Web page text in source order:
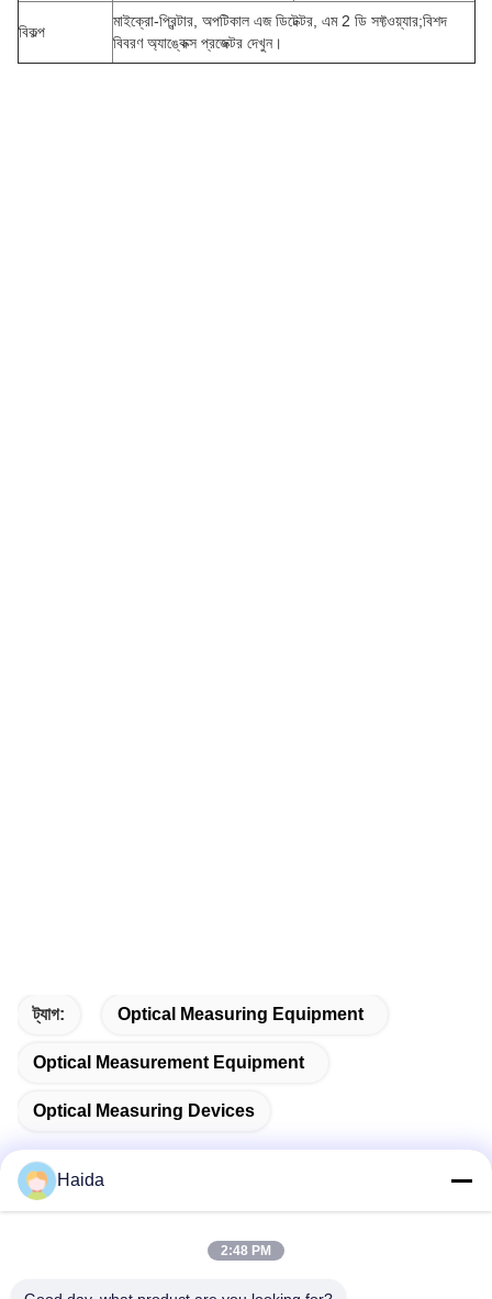
বিকল্প
মাইক্রো-প্রিন্টার, অপটিকাল এজ ডিটেক্টর, এম 2 ডি সফ্টওয়্যার;বিশদ
বিবরণ অ্যাঙ্কেক্স প্রজেক্টর দেখুন।
ট্যাগ: Optical Measuring Equipment
Optical Measurement Equipment
Optical Measuring Devices
Haida
2:48 PM